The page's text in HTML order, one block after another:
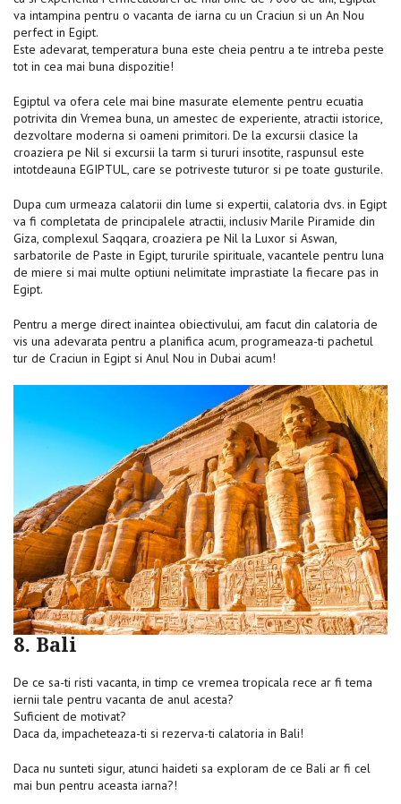
va intampina pentru o vacanta de iarna cu un Craciun si un An Nou
perfect in Egipt.
Este adevarat, temperatura buna este cheia pentru a te intreba peste
tot in cea mai buna dispozitie!
Egiptul va ofera cele mai bine masurate elemente pentru ecuatia
potrivita din Vremea buna, un amestec de experiente, atractii istorice,
dezvoltare moderna si oameni primitori. De la excursii clasice la
croaziera pe Nil si excursii la tarm si tururi insotite, raspunsul este
intotdeauna EGIPTUL, care se potriveste tuturor si pe toate gusturile.
Dupa cum urmeaza calatorii din lume si expertii, calatoria dvs. in Egipt
va fi completata de principalele atractii, inclusiv Marile Piramide din
Giza, complexul Saqqara, croaziera pe Nil la Luxor si Aswan,
sarbatorile de Paste in Egipt, tururile spirituale, vacantele pentru luna
de miere si mai multe optiuni nelimitate imprastiate la fiecare pas in
Egipt.
Pentru a merge direct inaintea obiectivului, am facut din calatoria de
vis una adevarata pentru a planifica acum, programeaza-ti pachetul
tur de Craciun in Egipt si Anul Nou in Dubai acum!
8. Bali
De ce sa-ti risti vacanta, in timp ce vremea tropicala rece ar fi tema
iernii tale pentru vacanta de anul acesta?
Suficient de motivat?
Daca da, impacheteaza-ti si rezerva-ti calatoria in Bali!
Daca nu sunteti sigur, atunci haideti sa exploram de ce Bali ar fi cel
mai bun pentru aceasta iarna?!